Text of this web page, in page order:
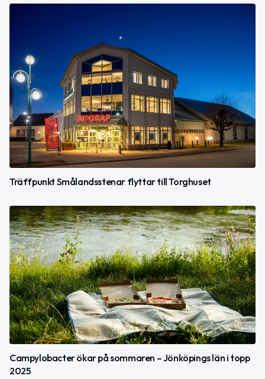
Träffpunkt Smålandsstenar flyttar till Torghuset
Campylobacter ökar på sommaren – Jönköpings län i topp
2025